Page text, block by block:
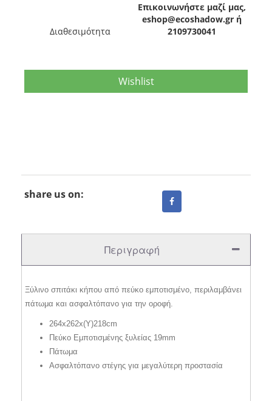
Διαθεσιμότητα
Επικοινωνήστε μαζί μας,
eshop@ecoshadow.gr ή
2109730041
Wishlist
share us on:
Περιγραφή
Ξύλινο σπιτάκι κήπου από πεύκο εμποτισμένο, περιλαμβάνει
πάτωμα και ασφαλτόπανο για την οροφή.
264x262x(Y)218cm
Πεύκο Εμποτισμένης ξυλείας 19mm
Πάτωμα
Ασφαλτόπανο στέγης για μεγαλύτερη προστασία